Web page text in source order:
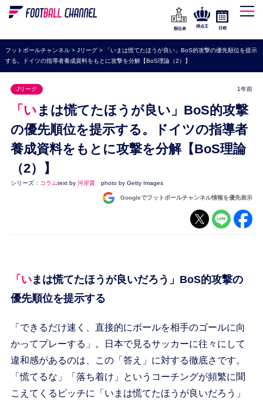
WEリーグ
海外サッカー
プレミアリーグ
セリエA
ブンデスリーガ
UEFA
ナショナルチーム
順位表
得点王 日程
フットボールチャンネル> Jリーグ>
「いまは慌てたほうが良い」BoS的攻撃の優先順位を提示
する。ドイツの指導者養成資料をもとに攻撃を分解【BoS理論（2）】
Jリーグ 1年前
「いまは慌てたほうが良い」BoS的攻撃
の優先順位を提示する。ドイツの指導者
養成資料をもとに攻撃を分解【BoS理論
（2）】
シリーズ： コラムtext by 河岸貴 photo by Getty Images
Googleでフットボールチャンネル情報を優先表示
「いまは慌てたほうが良いだろう」BoS的攻撃の
優先順位を提示する
「できるだけ速く、直接的にボールを相手のゴールに向
かってプレーする」。日本で見るサッカーに往々にして
違和感があるのは、この「答え」に対する徹底さです。
「慌てるな」「落ち着け」というコーチングが頻繁に聞
こえてくるピッチに「いまは慌てたほうが良いだろう」